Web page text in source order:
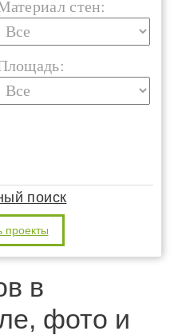
стен:
поиск
проекты
в
фото и